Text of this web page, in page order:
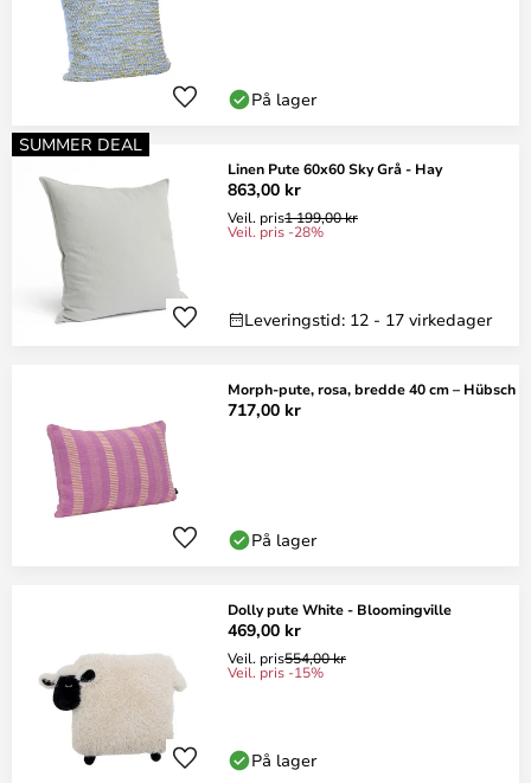
På lager
SUMMER DEAL
Linen Pute 60x60 Sky Grå - Hay
863,00 kr
Veil. pris1 199,00 kr
Veil. pris -28%
Leveringstid: 12 - 17 virkedager
Morph-pute, rosa, bredde 40 cm – Hübsch
717,00 kr
På lager
Dolly pute White - Bloomingville
469,00 kr
Veil. pris554,00 kr
Veil. pris -15%
På lager